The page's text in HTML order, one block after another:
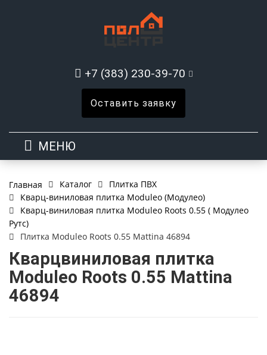
+7 (383) 230-39-70
Оставить заявку
МЕНЮ
Главная Каталог
Плитка ПВХ
Кварц-виниловая плитка Moduleo (Модулео)
Кварц-виниловая плитка Moduleo Roots 0.55 ( Модулео
Рутс)
Плитка Moduleo Roots 0.55 Mattina 46894
Кварцвиниловая плитка
Moduleo Roots 0.55 Mattina
46894